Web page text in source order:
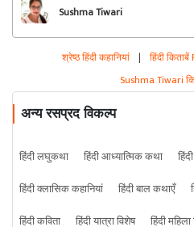
Sushma Tiwari
श्रेष्ठ हिंदी कहानियां | हिंदी किताबें
Sushma Tiwari
अन्य रसप्रद विकल्प
हिंदी लघुकथा हिंदी आध्यात्मिक कथा
हिंदी क्लासिक कहानियां
हिंदी बाल कथाएँ
हिंदी कविता
हिंदी यात्रा विशेष हिंदी